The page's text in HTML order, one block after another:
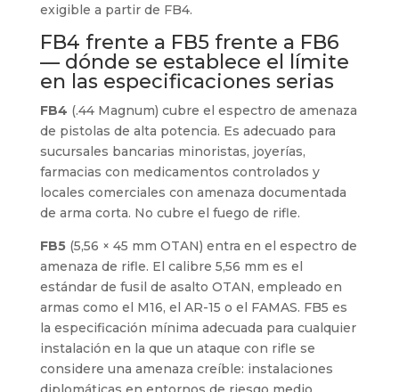
exigible a partir de FB4.
FB4 frente a FB5 frente a FB6
— dónde se establece el límite
en las especificaciones serias
FB4 (.44 Magnum) cubre el espectro de amenaza
de pistolas de alta potencia. Es adecuado para
sucursales bancarias minoristas, joyerías,
farmacias con medicamentos controlados y
locales comerciales con amenaza documentada
de arma corta. No cubre el fuego de rifle.
FB5(5,56 × 45 mm OTAN) entra en el espectro de
amenaza de rifle. El calibre 5,56 mm es el
estándar de fusil de asalto OTAN, empleado en
armas como el M16, el AR-15 o el FAMAS. FB5 es
la especificación mínima adecuada para cualquier
instalación en la que un ataque con rifle se
considere una amenaza creíble: instalaciones